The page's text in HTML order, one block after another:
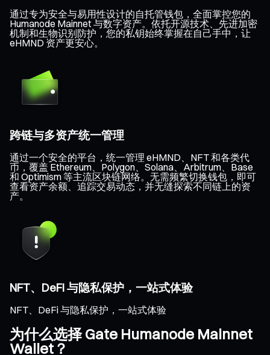
通过专为安全与易用性设计的自托管钱包，全面掌控您的
Humanode Mainnet 与数字资产。依托开源技术、先进加密
机制和生物识别防护，您的私钥始终掌握在自己手中，让
eHMND 资产更安心。
跨链与多资产统一管理
通过一个安全的平台，统一管理 eHMND、NFT 和各类代
币，覆盖 Ethereum、Polygon、Solana、Arbitrum、Base
和 Optimism 等主流区块链网络。无需频繁切换钱包，即可
查看资产余额、追踪交易动态，并无缝探索不同链上的资
产。
NFT、DeFi 与隐私保护，一站式体验
NFT、DeFi 与隐私保护，一站式体验
为什么选择 Gate Humanode Mainnet
Wallet？